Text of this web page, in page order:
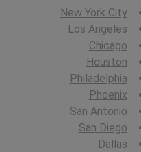
New York City
Los Angeles
Chicago
Houston
Philadelphia
Phoenix
San Antonio
San Diego
Dallas